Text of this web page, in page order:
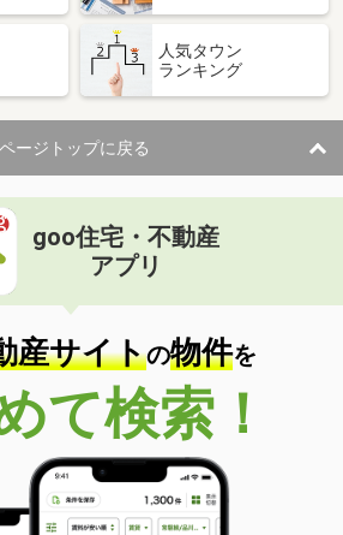
人気タウン
ランキング
ページトップに戻る
goo住宅・不動産
アプリ
産サイトの物件を
て検索！